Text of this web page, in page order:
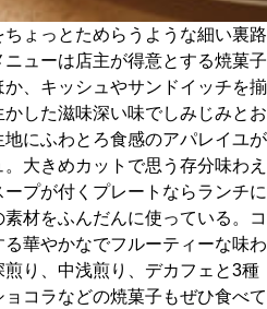
ント
ょっとためらうような細い裏路
ューは店主が得意とする焼菓子
、キッシュやサンドイッチを揃
した滋味深い味でしみじみとお
にふわとろ食感のアパレイユが
大きめカットで思う存分味わえ
プが付くプレートならランチに
材をふんだんに使っている。コ
華やかなでフルーティーな味わ
り、中浅煎り、デカフェと3種
コラなどの焼菓子もぜひ食べて